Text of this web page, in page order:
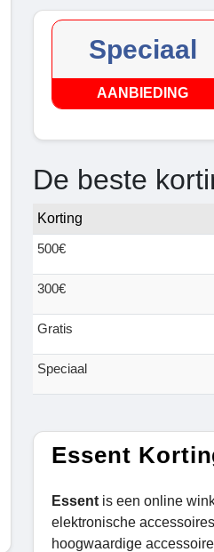
Speciaal
AANBIEDING
De beste
Korting
500€
300€
Gratis
Speciaal
Essent
Essent is een online
elektronische
hoogwaardige